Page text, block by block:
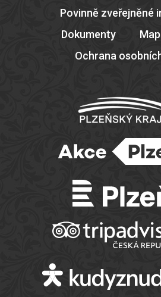
Povinně zveřejněné
Dokumenty
Ochrana